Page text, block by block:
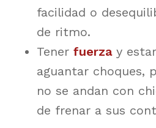
facilidad o
de ritmo.
Tener fuerza y
aguantar choques,
no se andan con
de frenar a sus